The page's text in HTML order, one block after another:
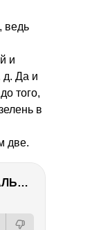
, ведь
и
д. Да и
того,
в
две.
Sony Alpha 7 IV – ФИНАЛЬНЫЙ ОБЗОР